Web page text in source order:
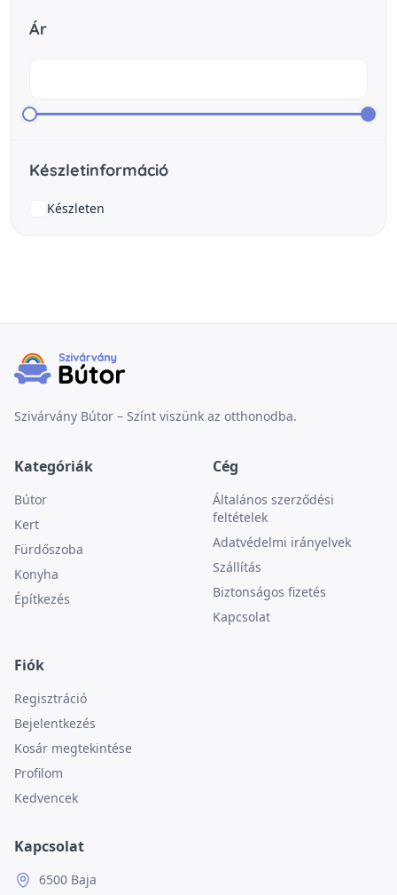
Ár
Készletinformáció
Készleten
Szivárvány Bútor – Színt viszünk az otthonodba.
Kategóriák
Bútor
Kert
Fürdőszoba
Konyha
Építkezés
Cég
Általános szerződési
feltételek
Adatvédelmi irányelvek
Szállítás
Biztonságos fizetés
Kapcsolat
Fiók
Regisztráció
Bejelentkezés
Kosár megtekintése
Profilom
Kedvencek
Kapcsolat
6500 Baja